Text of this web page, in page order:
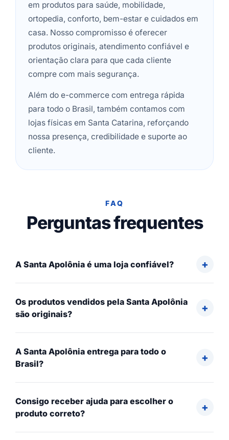
em produtos para saúde, mobilidade,
ortopedia, conforto, bem-estar e cuidados em
casa. Nosso compromisso é oferecer
produtos originais, atendimento confiável e
orientação clara para que cada cliente
compre com mais segurança.
Além do e-commerce com entrega rápida
para todo o Brasil, também contamos com
lojas físicas em Santa Catarina, reforçando
nossa presença, credibilidade e suporte ao
cliente.
FAQ
Perguntas frequentes
A Santa Apolônia é uma loja confiável?
Os produtos vendidos pela Santa Apolônia
são originais?
A Santa Apolônia entrega para todo o
Brasil?
Consigo receber ajuda para escolher o
produto correto?